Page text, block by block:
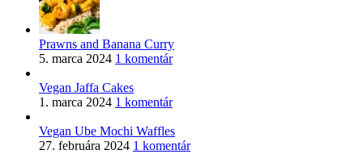
Prawns and Banana Curry
5. marca 2024 1 komentár
Vegan Jaffa Cakes
1. marca 2024 1 komentár
Vegan Ube Mochi Waffles
27. februára 2024 1 komentár